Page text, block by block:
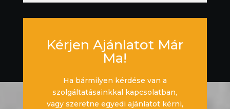
Kérjen Ajánlatot Már
Ma!
Ha bármilyen kérdése van a
szolgáltatásainkkal kapcsolatban,
vagy szeretne egyedi ajánlatot kérni,